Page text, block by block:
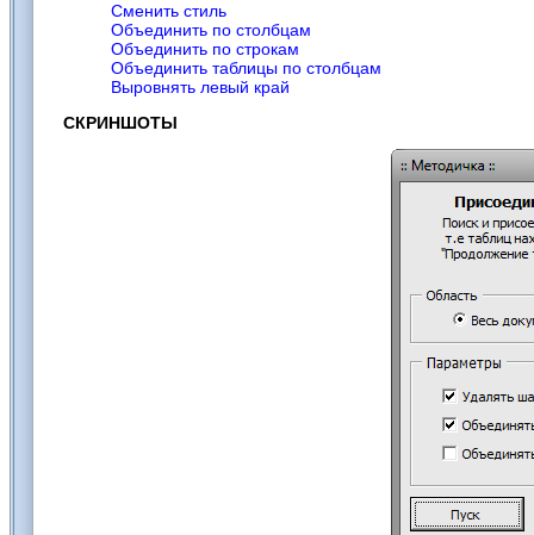
Cменить стиль
Объединить по столбцам
Объединить по строкам
Объединить таблицы по столбцам
Выровнять левый край
СКРИНШОТЫ